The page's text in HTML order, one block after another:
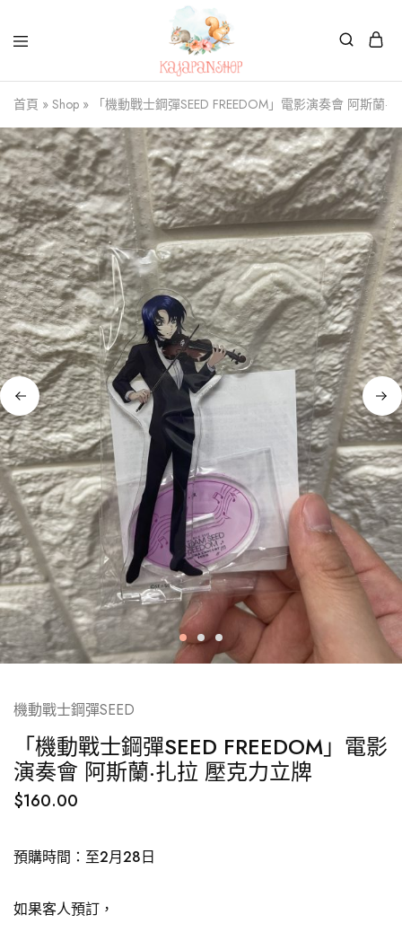
Kajapanshop
日
韓
百
貨
店
首頁 » Shop » 「機動戰士鋼彈SEED FREEDOM」電影演奏會 阿斯蘭·
機動戰士鋼彈SEED
「機動戰士鋼彈SEED FREEDOM」電影
演奏會 阿斯蘭·扎拉 壓克力立牌
$160.00
預購時間：至2月28日
如果客人預訂，